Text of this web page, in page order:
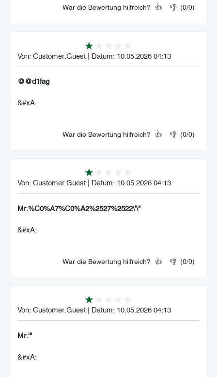
War die Bewertung hilfreich? 👍 👎 (0/0)
Von: Customer.Guest Datum: 10.05.2026 04:13
@@d1fag
&#xA;
War die Bewertung hilfreich? 👍 👎 (0/0)
Von: Customer.Guest Datum: 10.05.2026 04:13
Mr.%C0%A7%C0%A2%2527%2522\'\"
&#xA;
War die Bewertung hilfreich? 👍 👎 (0/0)
Von: Customer.Guest Datum: 10.05.2026 04:13
Mr.'"
&#xA;